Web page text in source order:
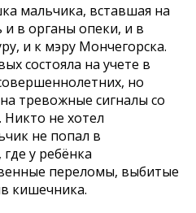
мальчика, вставшая на
в органы опеки, и в
и к мэру Мончегорска.
состояла на учете в
но
тревожные сигналы со
не хотел
не попал в
у ребёнка
переломы, выбитые
кишечника.